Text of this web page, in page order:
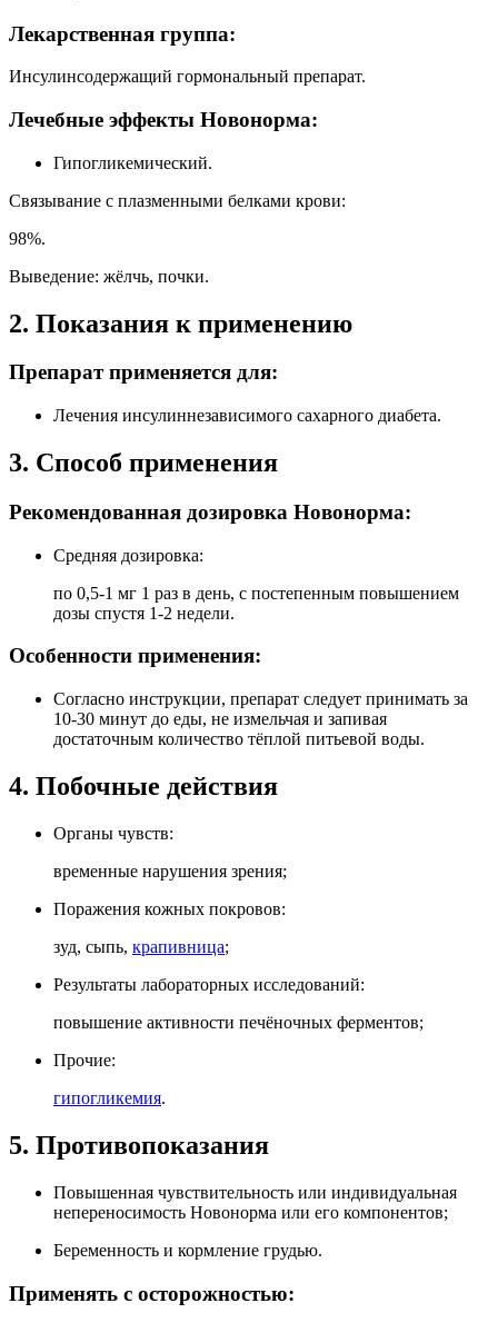
Лекарственная группа:
Инсулинсодержащий гормональный препарат.
Лечебные эффекты Новонорма:
Гипогликемический.
Связывание с плазменными белками крови:
98%.
Выведение: жёлчь, почки.
2. Показания к применению
Препарат применяется для:
Лечения инсулиннезависимого сахарного диабета.
3. Способ применения
Рекомендованная дозировка Новонорма:
Средняя дозировка:
по 0,5-1 мг 1 раз в день, с постепенным повышением
дозы спустя 1-2 недели.
Особенности применения:
Согласно инструкции, препарат следует принимать за
10-30 минут до еды, не измельчая и запивая
достаточным количество тёплой питьевой воды.
4. Побочные действия
Органы чувств:
временные нарушения зрения;
Поражения кожных покровов:
зуд, сыпь, крапивница;
Результаты лабораторных исследований:
повышение активности печёночных ферментов;
Прочие:
гипогликемия.
5. Противопоказания
Повышенная чувствительность или индивидуальная
непереносимость Новонорма или его компонентов;
Беременность и кормление грудью.
Применять с осторожностью: